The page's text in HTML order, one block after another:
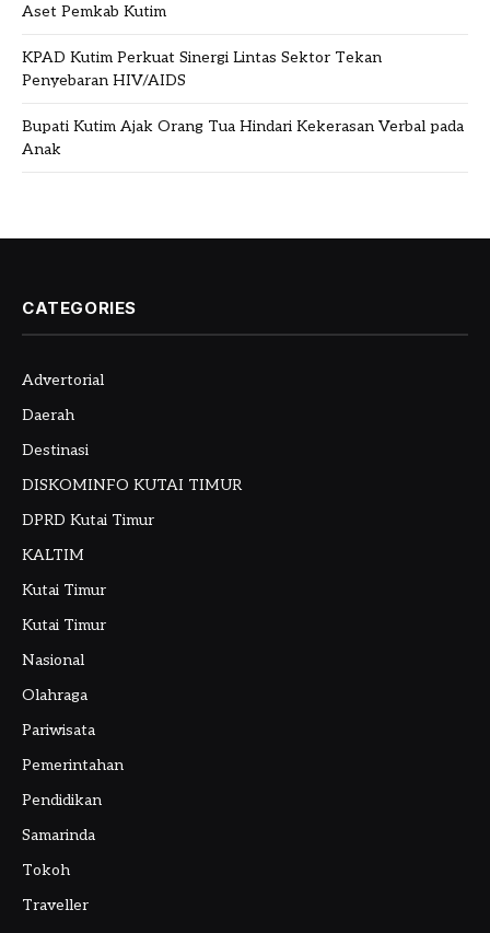
Aset Pemkab Kutim
KPAD Kutim Perkuat Sinergi Lintas Sektor Tekan
Penyebaran HIV/AIDS
Bupati Kutim Ajak Orang Tua Hindari Kekerasan Verbal pada
Anak
CATEGORIES
Advertorial
Daerah
Destinasi
DISKOMINFO KUTAI TIMUR
DPRD Kutai Timur
KALTIM
Kutai Timur
Kutai Timur
Nasional
Olahraga
Pariwisata
Pemerintahan
Pendidikan
Samarinda
Tokoh
Traveller